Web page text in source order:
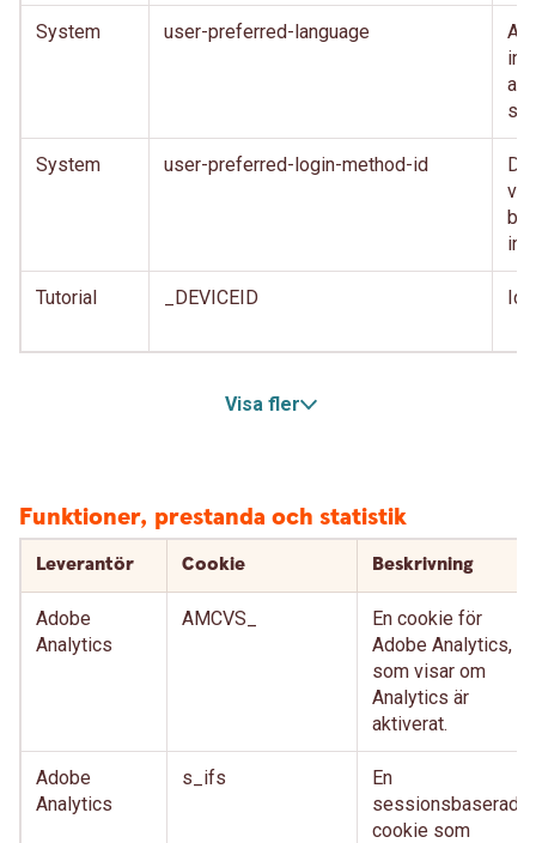
System user-preferred-language
System user-preferred-login-method-id
Tutorial _DEVICEID
Visa fler
Funktioner, prestanda och statistik
Leverantör Cookie Beskrivning
Adobe
Analytics
AMCVS_
En cookie för
Adobe Analytics,
som visar om
Analytics är
aktiverat.
Adobe
Analytics
s_ifs
En
sessionsbaserad-
cookie som